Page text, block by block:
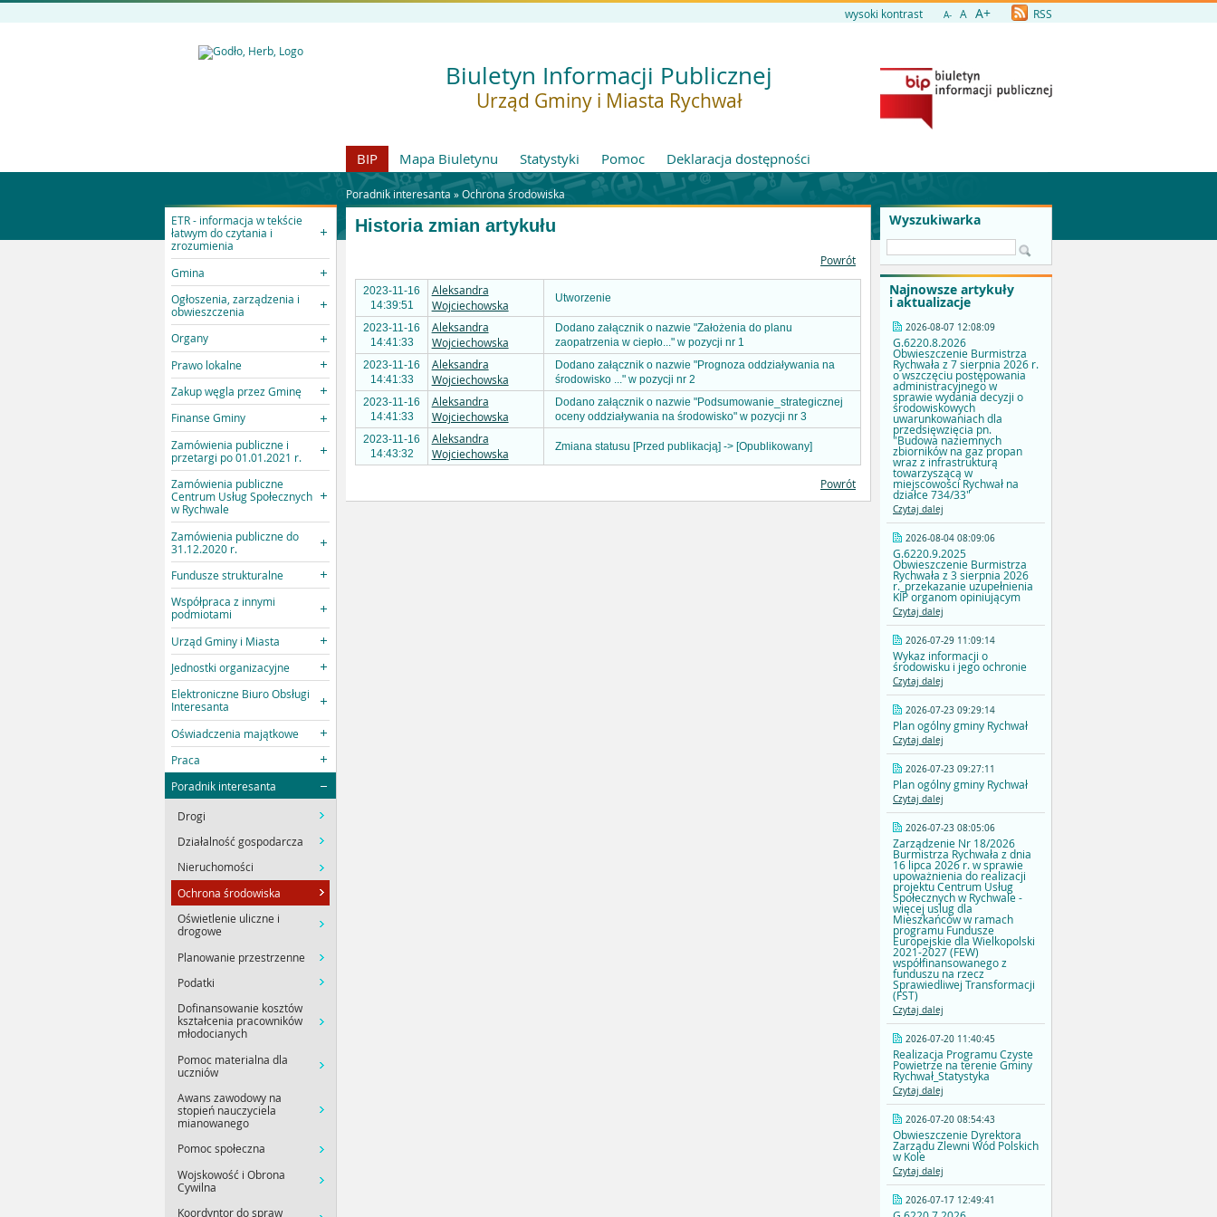
wysoki kontrast A- A A+ RSS
Biuletyn Informacji Publicznej
Urząd Gminy i Miasta Rychwał
BIP Mapa Biuletynu Statystyki Pomoc Deklaracja dostępności
Poradnik interesanta »Ochrona środowiska
ETR - informacja w tekście
łatwym do czytania i
zrozumienia
Gmina
Ogłoszenia, zarządzenia i
obwieszczenia
Organy
Prawo lokalne
Zakup węgla przez Gminę
Finanse Gminy
Zamówienia publiczne i
przetargi po 01.01.2021 r.
Zamówienia publiczne
Centrum Usług Społecznych
w Rychwale
Zamówienia publiczne do
31.12.2020 r.
Fundusze strukturalne
Współpraca z innymi
podmiotami
Urząd Gminy i Miasta
Jednostki organizacyjne
Elektroniczne Biuro Obsługi
Interesanta
Oświadczenia majątkowe
Praca
Poradnik interesanta
Drogi
Działalność gospodarcza
Nieruchomości
Ochrona środowiska
Oświetlenie uliczne i
drogowe
Planowanie przestrzenne
Podatki
Dofinansowanie kosztów
kształcenia pracowników
młodocianych
Pomoc materialna dla
uczniów
Awans zawodowy na
stopień nauczyciela
mianowanego
Pomoc społeczna
Wojskowość i Obrona
Cywilna
Koordyntor do spraw
Wyszukiwarka
Najnowsze artykuły
i aktualizacje
2026-08-07 12:08:09
G.6220.8.2026
Obwieszczenie Burmistrza
Rychwała z 7 sierpnia 2026 r.
o wszczęciu postępowania
administracyjnego w
sprawie wydania decyzji o
środowiskowych
uwarunkowaniach dla
przedsięwzięcia pn.
"Budowa naziemnych
zbiorników na gaz propan
wraz z infrastrukturą
towarzyszącą w
miejscowości Rychwał na
działce 734/33"
Czytaj dalej
2026-08-04 08:09:06
G.6220.9.2025
Obwieszczenie Burmistrza
Rychwała z 3 sierpnia 2026
r._przekazanie uzupełnienia
KIP organom opiniującym
Czytaj dalej
2026-07-29 11:09:14
Wykaz informacji o
środowisku i jego ochronie
Czytaj dalej
2026-07-23 09:29:14
Plan ogólny gminy Rychwał
Czytaj dalej
2026-07-23 09:27:11
Plan ogólny gminy Rychwał
Czytaj dalej
2026-07-23 08:05:06
Zarządzenie Nr 18/2026
Burmistrza Rychwała z dnia
16 lipca 2026 r. w sprawie
upoważnienia do realizacji
projektu Centrum Usług
Społecznych w Rychwale -
więcej uslug dla
Mieszkańców w ramach
programu Fundusze
Europejskie dla Wielkopolski
2021-2027 (FEW)
współfinansowanego z
funduszu na rzecz
Sprawiedliwej Transformacji
(FST)
Czytaj dalej
2026-07-20 11:40:45
Realizacja Programu Czyste
Powietrze na terenie Gminy
Rychwał_Statystyka
Czytaj dalej
2026-07-20 08:54:43
Obwieszczenie Dyrektora
Zarządu Zlewni Wód Polskich
w Kole
Czytaj dalej
2026-07-17 12:49:41
Historia zmian artykułu
Powrót
2023-11-16
14:39:51
Aleksandra
Wojciechowska
Utworzenie
2023-11-16
14:41:33
Aleksandra
Wojciechowska
Dodano załącznik o nazwie "Założenia do planu
zaopatrzenia w ciepło..." w pozycji nr 1
2023-11-16
14:41:33
Aleksandra
Wojciechowska
Dodano załącznik o nazwie "Prognoza oddziaływania na
środowisko ..." w pozycji nr 2
2023-11-16
14:41:33
Aleksandra
Wojciechowska
Dodano załącznik o nazwie "Podsumowanie_strategicznej
oceny oddziaływania na środowisko" w pozycji nr 3
2023-11-16
14:43:32
Aleksandra
Wojciechowska
Zmiana statusu [Przed publikacją] -> [Opublikowany]
Powrót